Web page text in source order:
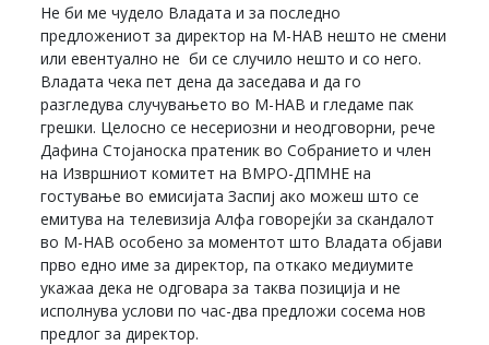
Не би ме чудело Владата и за последно
предложениот за директор на М-НАВ нешто не смени
или евентуално не би се случило нешто и со него.
Владата чека пет дена да заседава и да го
разгледува случувањето во М-НАВ и гледаме пак
грешки. Целосно се несериозни и неодговорни, рече
Дафина Стојаноска пратеник во Собранието и член
на Извршниот комитет на ВМРО-ДПМНЕ на
гостување во емисијата Заспиј ако можеш што се
емитува на телевизија Алфа говорејќи за скандалот
во М-НАВ особено за моментот што Владата објави
прво едно име за директор, па откако медиумите
укажаа дека не одговара за таква позиција и не
исполнува услови по час-два предложи сосема нов
предлог за директор.